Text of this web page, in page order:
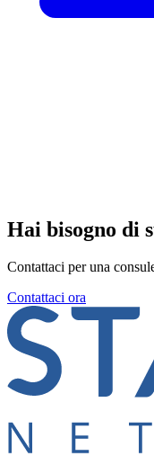
Hai bisogno di
Contattaci per una
Contattaci ora